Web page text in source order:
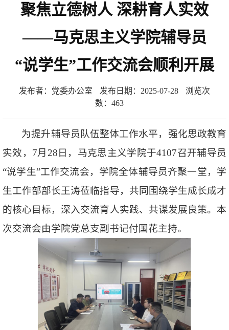
聚焦立德树人 深耕育人实效
——马克思主义学院辅导员
“说学生”工作交流会顺利开展
发布者：党委办公室 发布日期：2025-07-28
浏览次
数： 463
为提升辅导员队伍整体工作水平，强化思政教育
实效，7月28日，马克思主义学院于4107召开辅导员
“说学生”工作交流会，学院全体辅导员齐聚一堂，学
生工作部部长王涛莅临指导，共同围绕学生成长成才
的核心目标，深入交流育人实践、共谋发展良策。本
次交流会由学院党总支副书记付国花主持。